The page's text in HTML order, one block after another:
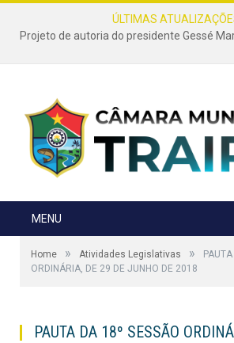
ÚLTIMAS
MENU
Home » Atividades Legislativas »
ORDINÁRIA, DE 29 DE JUNHO DE 2018
PAUTA DA 18º SESSÃO